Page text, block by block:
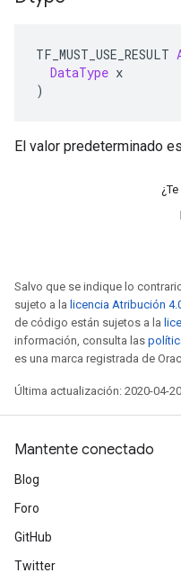
TF_MUST_USE_RESULT
DataType x
)
El valor predeterminado
Salvo que se indique lo
sujeto a la licencia Atribución
de código están sujetos a la
información, consulta las
es una marca registrada de
Última actualización: 2020-04-
Mantente conectado
Blog
Foro
GitHub
Twitter